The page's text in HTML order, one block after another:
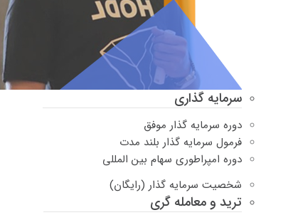
سرمایه گذاری
دوره سرمایه گذار موفق
فرمول سرمایه گذار بلند مدت
دوره امپراطوری سهام بین المللی
شخصیت سرمایه گذار (رایگان)
ترید و معامله گری